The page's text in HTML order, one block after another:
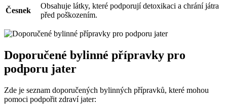
Česnek
Obsahuje látky, které podporují detoxikaci a chrání játra
před poškozením.
Doporučené bylinné přípravky pro
podporu jater
Zde je seznam doporučených bylinných přípravků, které mohou
pomoci podpořit zdraví jater: